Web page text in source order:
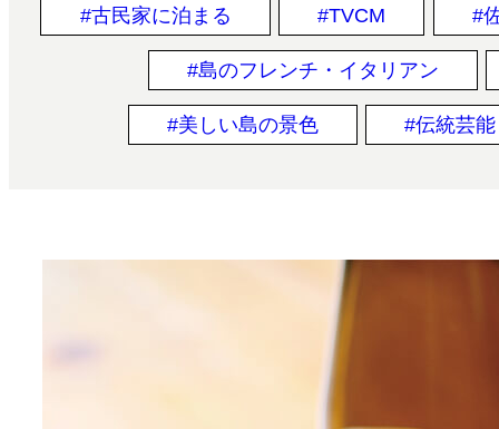
古民家に泊まる TVCM
島のフレンチ・イタリアン
美しい島の景色 伝統芸能